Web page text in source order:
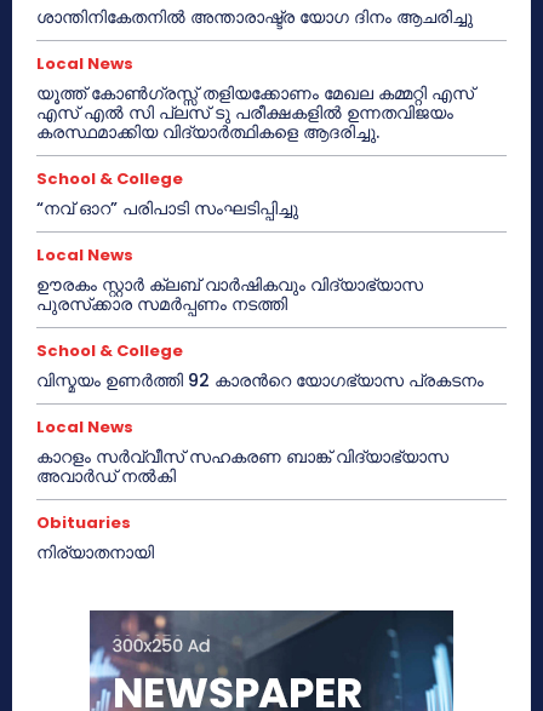
ശാന്തിനികേതനിൽ അന്താരാഷ്ട്ര യോഗ ദിനം ആചരിച്ചു
Local News
യൂത്ത് കോൺഗ്രസ്സ് തളിയക്കോണം മേഖല കമ്മറ്റി എസ്
എസ് എൽ സി പ്ലസ് ടു പരീക്ഷകളിൽ ഉന്നതവിജയം
കരസ്ഥമാക്കിയ വിദ്യാർത്ഥികളെ ആദരിച്ചു.
School & College
“നവ് ഓറ” പരിപാടി സംഘടിപ്പിച്ചു
Local News
ഊരകം സ്റ്റാർ ക്ലബ് വാർഷികവും വിദ്യാഭ്യാസ
പുരസ്‌ക്കാര സമർപ്പണം നടത്തി
School & College
വിസ്മയം ഉണർത്തി 92 കാരൻറെ യോഗഭ്യാസ പ്രകടനം
Local News
കാറളം സർവ്വീസ് സഹകരണ ബാങ്ക് വിദ്യാഭ്യാസ
അവാർഡ് നൽകി
Obituaries
നിര്യാതനായി